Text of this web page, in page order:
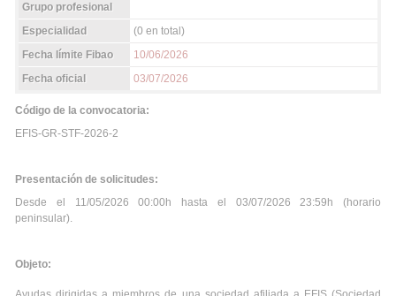
Grupo profesional
Especialidad
(0 en total)
Fecha límite Fibao
10/06/2026
Fecha oficial
03/07/2026
Código de la convocatoria:
EFIS-GR-STF-2026-2
Presentación de solicitudes:
Desde el 11/05/2026 00:00h hasta el 03/07/2026 23:59h (horario
peninsular).
Objeto: